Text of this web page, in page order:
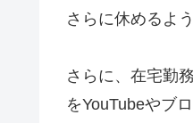
さらに休めるよ
さらに、在宅勤
をYouTubeやブ